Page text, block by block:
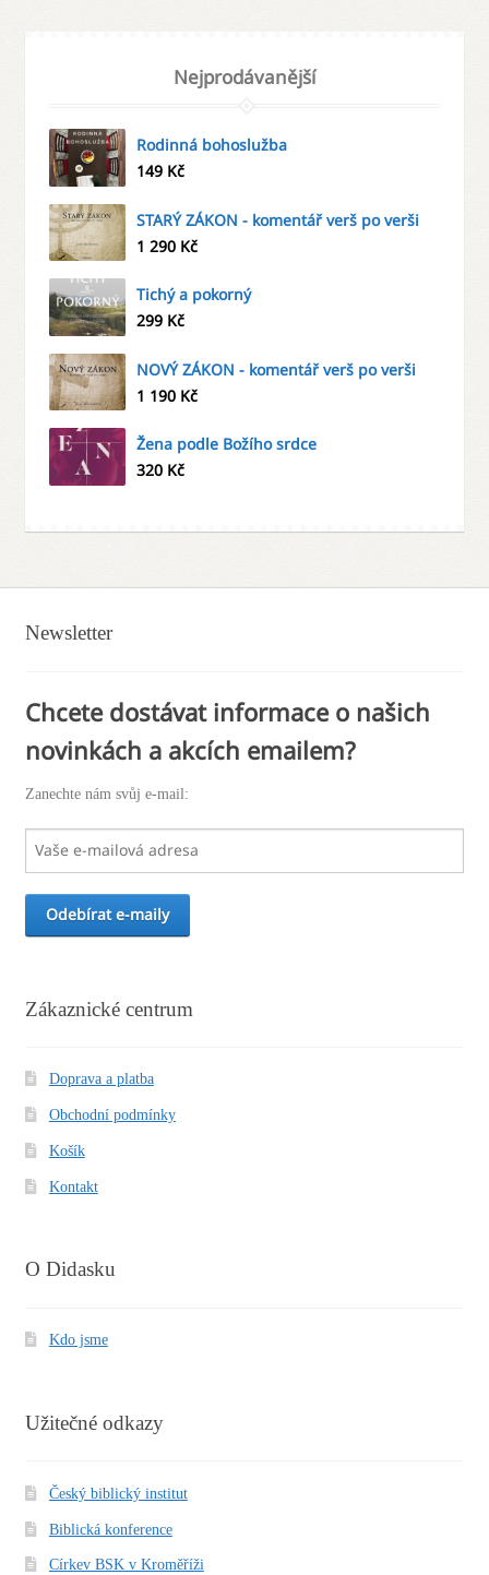
Nejprodávanější
Rodinná bohoslužba
149 Kč
STARÝ ZÁKON - komentář verš po verši
1 290 Kč
Tichý a pokorný
299 Kč
NOVÝ ZÁKON - komentář verš po verši
1 190 Kč
Žena podle Božího srdce
320 Kč
Newsletter
Chcete dostávat informace o našich
novinkách a akcích emailem?
Zanechte nám svůj e-mail:
Zákaznické centrum
Doprava a platba
Obchodní podmínky
Košík
Kontakt
O Didasku
Kdo jsme
Užitečné odkazy
Český biblický institut
Biblická konference
Církev BSK v Kroměříži